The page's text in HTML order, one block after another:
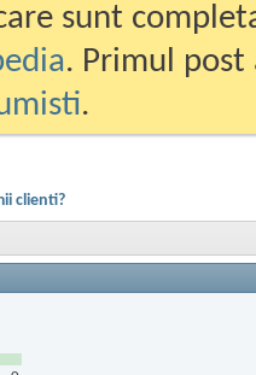
sunt
. Primul
.
clienti?